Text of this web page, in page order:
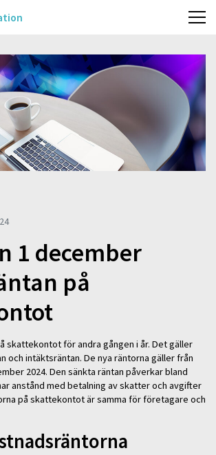
1 december
på
skattekontot för andra gången i år. Det gäller
och intäktsräntan. De nya räntorna gäller från
2024. Den sänkta räntan påverkar bland
anstånd med betalning av skatter och avgifter
på skattekontot är samma för företagare och